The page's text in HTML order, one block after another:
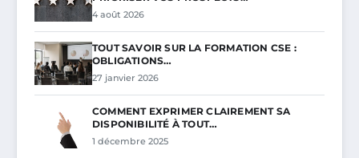
4 août 2026
TOUT SAVOIR SUR LA FORMATION CSE :
OBLIGATIONS…
27 janvier 2026
COMMENT EXPRIMER CLAIREMENT SA
DISPONIBILITÉ À TOUT…
1 décembre 2025